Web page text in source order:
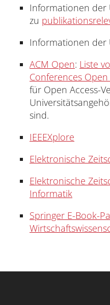
Informationen der
zu
Informationen der
ACM Open: Liste
Conferences Open
für Open Access-
sind.
IEEEXplore
Elektronische
Elektronische
Informatik
Springer E-Book-